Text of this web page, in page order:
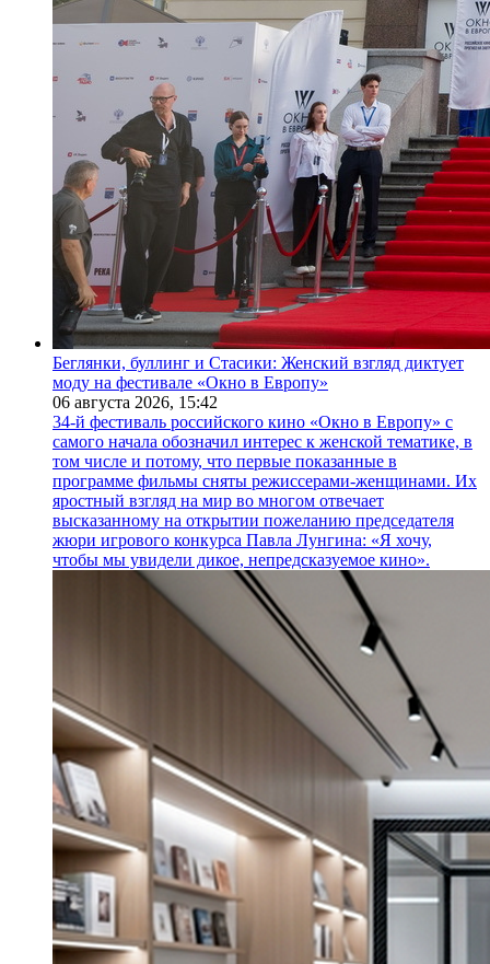
Беглянки, буллинг и Стасики: Женский взгляд диктует
моду на фестивале «Окно в Европу»
06 августа 2026, 15:42
34-й фестиваль российского кино «Окно в Европу» с
самого начала обозначил интерес к женской тематике, в
том числе и потому, что первые показанные в
программе фильмы сняты режиссерами-женщинами. Их
яростный взгляд на мир во многом отвечает
высказанному на открытии пожеланию председателя
жюри игрового конкурса Павла Лунгина: «Я хочу,
чтобы мы увидели дикое, непредсказуемое кино».